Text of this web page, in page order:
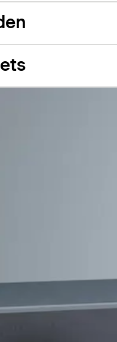
bidetkraan sluit
ontwerp van de